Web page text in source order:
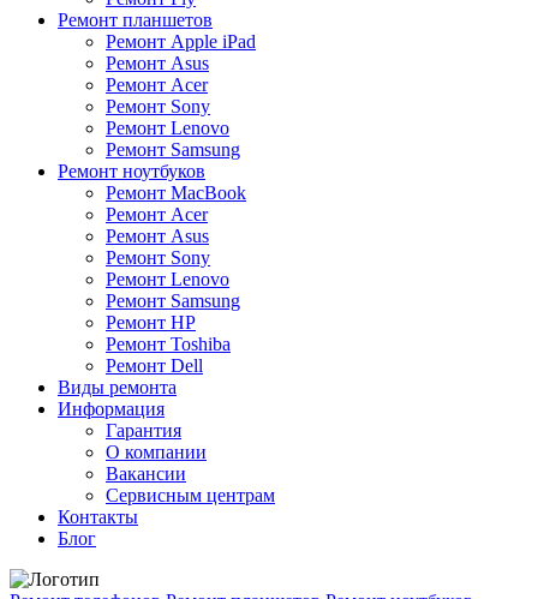
Ремонт планшетов
Ремонт Apple iPad
Ремонт Asus
Ремонт Acer
Ремонт Sony
Ремонт Lenovo
Ремонт Samsung
Ремонт ноутбуков
Ремонт MacBook
Ремонт Acer
Ремонт Asus
Ремонт Sony
Ремонт Lenovo
Ремонт Samsung
Ремонт HP
Ремонт Toshiba
Ремонт Dell
Виды ремонта
Информация
Гарантия
О компании
Вакансии
Сервисным центрам
Контакты
Блог